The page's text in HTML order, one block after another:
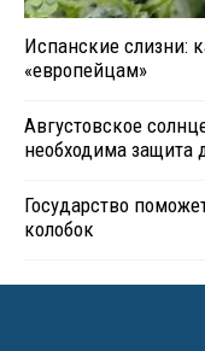
Испанские слизни:
«европейцам»
Августовское
необходима защита
Государство
колобок